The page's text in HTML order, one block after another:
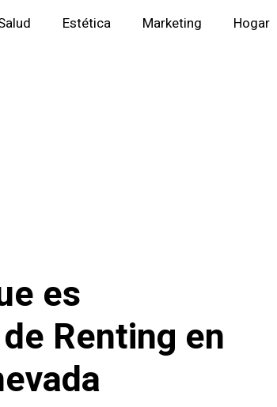
Estética Marketing Hogar
es
Renting en